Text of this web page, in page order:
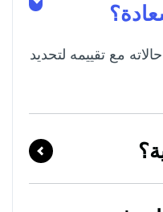
مع تقييمه لتحديد